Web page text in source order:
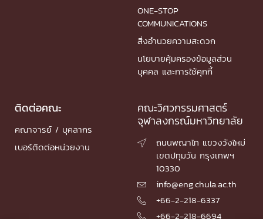
ONE-STOP
COMMUNICATIONS
สิ่งอำนวยความสะดวก
นโยบายคุ้มครองข้อมูลส่วน
บุคคล และการใช้คุกกี้
ติดต่อคณะ
คณาจารย์ / บุคลากร
เบอร์ติดต่อหน่วยงาน
คณะวิศวกรรมศาสตร์
จุฬาลงกรณ์มหาวิทยาลัย

ถนนพญาไท แขวงวังใหม่
เขตปทุมวัน กรุงเทพฯ
10330
 info@eng.chula.ac.th
 +66-2-218-6337
 +66-2-218-6694